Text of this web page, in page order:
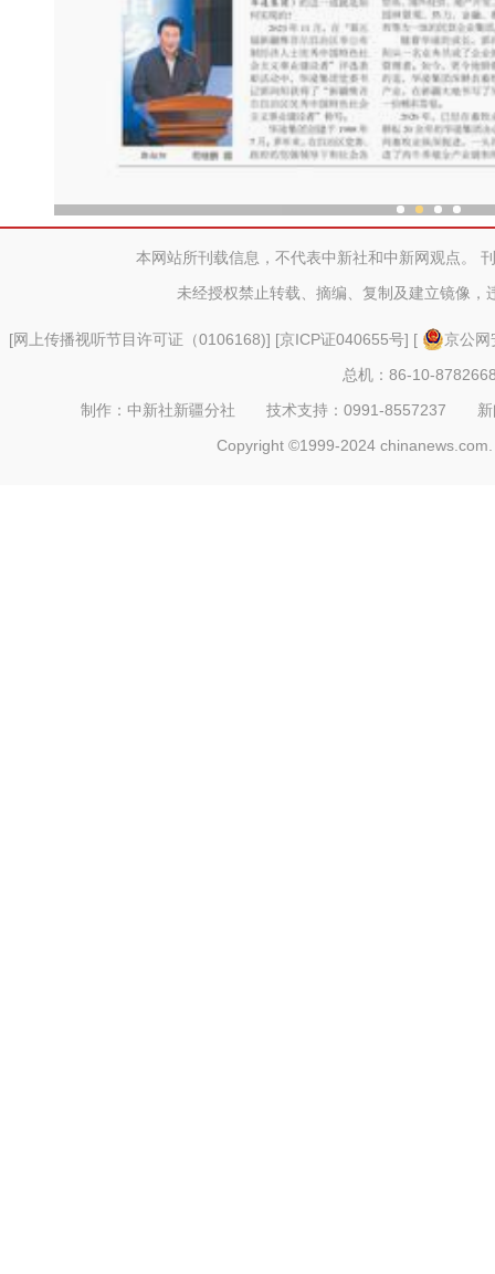
本网站所刊载信息，不代表中新社和中新网观点。
未经授权禁止转载、摘编、复制及建立镜像，
[网上传播视听节目许可证（0106168)] [京ICP证040655号] [
京公
总机：86-10-
制作：中新社新疆分社 技术支持：0991-8557237
Copyright ©1999-2024